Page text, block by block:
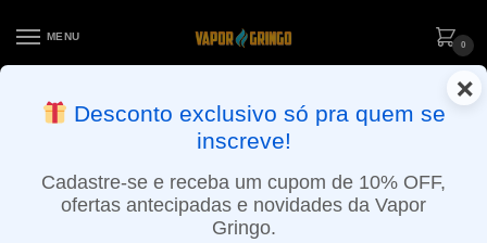
MENU
0
ENTREGA NO MESMO DIA EM SÃO PAULO (SEG A SEX): PEDIDOS
APROVADOS ATÉ 15:30 VIA MOTOBOY
×
Desconto exclusivo só pra quem se
inscreve!
Cadastre-se e receba um cupom de 10% OFF,
ofertas antecipadas e novidades da Vapor
Gringo.